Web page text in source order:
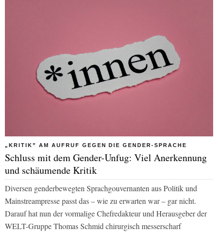
„KRITIK” AM AUFRUF GEGEN DIE GENDER-SPRACHE
Schluss mit dem Gender-Unfug: Viel Anerkennung
und schäumende Kritik
Diversen genderbewegten Sprachgouvernanten aus Politik und
Mainstreampresse passt das – wie zu erwarten war – gar nicht.
Darauf hat nun der vormalige Chefredakteur und Herausgeber der
WELT-Gruppe Thomas Schmid chirurgisch messerscharf